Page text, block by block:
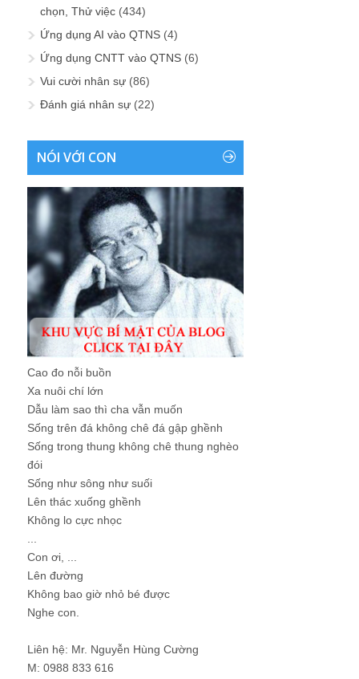
chọn, Thử việc (434)
Ứng dụng AI vào QTNS (4)
Ứng dụng CNTT vào QTNS (6)
Vui cười nhân sự (86)
Đánh giá nhân sự (22)
NÓI VỚI CON
Cao đo nỗi buồn
Xa nuôi chí lớn
Dẫu làm sao thì cha vẫn muốn
Sống trên đá không chê đá gập ghềnh
Sống trong thung không chê thung nghèo
đói
Sống như sông như suối
Lên thác xuống ghềnh
Không lo cực nhọc
Con ơi, ...
Lên đường
Không bao giờ nhỏ bé được
Nghe con.
Liên hệ: Mr. Nguyễn Hùng Cường
M: 0988 833 616